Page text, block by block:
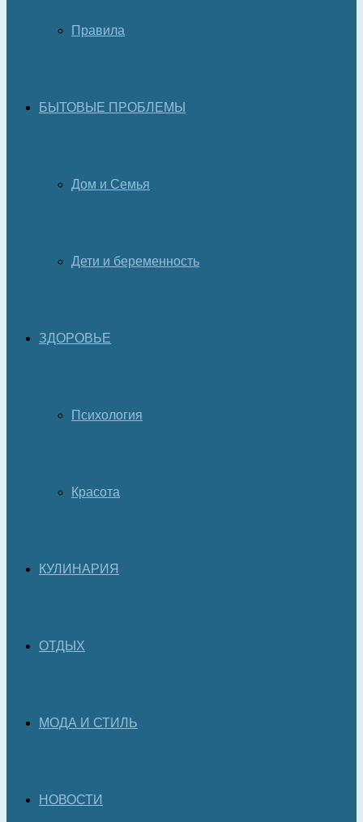
Правила
БЫТОВЫЕ ПРОБЛЕМЫ
Дом и Семья
Дети и беременность
ЗДОРОВЬЕ
Психология
Красота
КУЛИНАРИЯ
ОТДЫХ
МОДА И СТИЛЬ
НОВОСТИ